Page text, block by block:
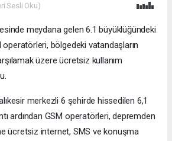
Sesli Oku)
meydana gelen 6.1 büyüklüğündeki
bölgedeki vatandaşların
üzere ücretsiz kullanım
merkezli 6 şehirde hissedilen 6,1
ardından GSM operatörleri, depremden
ücretsiz internet, SMS ve konuşma